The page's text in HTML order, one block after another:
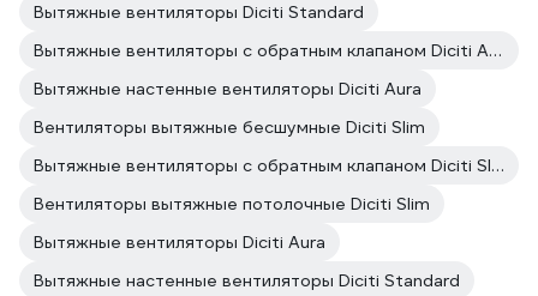
Вытяжные вентиляторы Diciti Standard
Вытяжные вентиляторы с обратным клапаном Diciti Aura
Вытяжные настенные вентиляторы Diciti Aura
Вентиляторы вытяжные бесшумные Diciti Slim
Вытяжные вентиляторы с обратным клапаном Diciti Slim
Вентиляторы вытяжные потолочные Diciti Slim
Вытяжные вентиляторы Diciti Aura
Вытяжные настенные вентиляторы Diciti Standard